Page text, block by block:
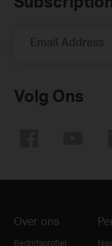
Email Address
Volg Ons
Over ons
Bedrijfsprofiel